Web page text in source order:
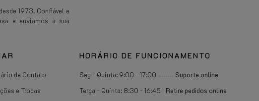
1973. Confiável e
e enviamos a sua
de Contato
e Trocas
HORÁRIO DE FUNCIONAMENTO
Seg - Quinta: 9:00 - 17:00
Suporte online
Terça - Quinta: 8:30 - 16:45
Retire pedidos online